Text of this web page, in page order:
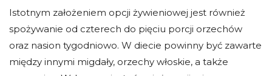
Istotnym założeniem opcji żywieniowej jest również
spożywanie od czterech do pięciu porcji orzechów
oraz nasion tygodniowo. W diecie powinny być zawarte
między innymi migdały, orzechy włoskie, a także